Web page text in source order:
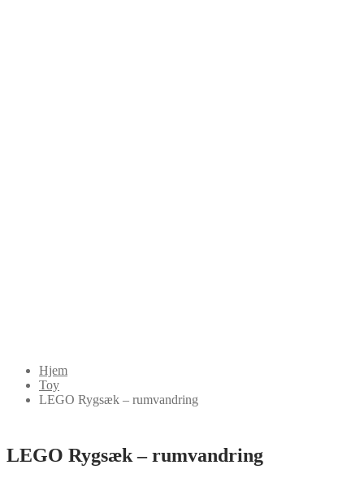
Hjem
Toy
LEGO Rygsæk – rumvandring
LEGO Rygsæk – rumvandring